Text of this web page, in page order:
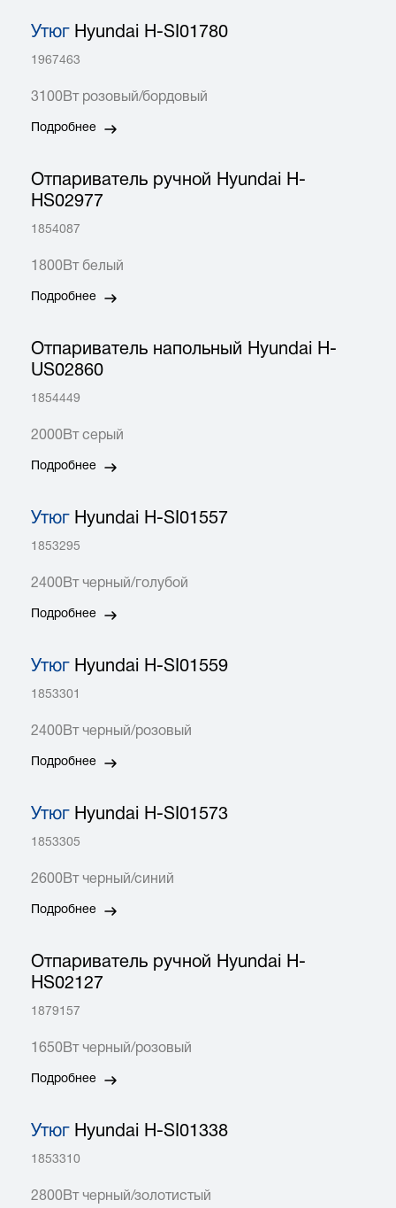
УтюгHyundai H-SI01780
1967463
3100Вт розовый/бордовый
Подробнее
Отпариватель ручной Hyundai H-
HS02977
1854087
1800Вт белый
Подробнее
Отпариватель напольный Hyundai H-
US02860
1854449
2000Вт серый
Подробнее
УтюгHyundai H-SI01557
1853295
2400Вт черный/голубой
Подробнее
УтюгHyundai H-SI01559
1853301
2400Вт черный/розовый
Подробнее
УтюгHyundai H-SI01573
1853305
2600Вт черный/синий
Подробнее
Отпариватель ручной Hyundai H-
HS02127
1879157
1650Вт черный/розовый
Подробнее
УтюгHyundai H-SI01338
1853310
2800Вт черный/золотистый